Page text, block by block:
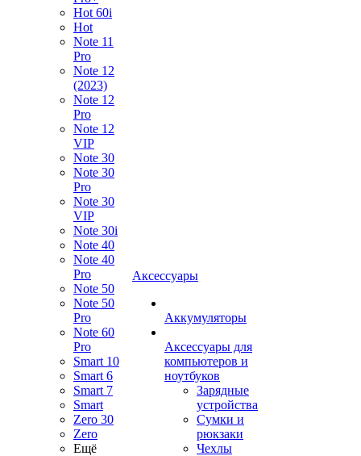
Hot 60i
Hot
Note 11
Pro
Note 12
(2023)
Note 12
Pro
Note 12
VIP
Note 30
Note 30
Pro
Note 30
VIP
Note 30i
Note 40
Note 40
Pro
Note 50
Note 50
Pro
Note 60
Pro
Smart 10
Smart 6
Smart 7
Smart
Zero 30
Zero
Ещё
Аксессуары
Аккумуляторы
Аксессуары для
компьютеров и
ноутбуков
Зарядные
устройства
Сумки и
рюкзаки
Чехлы